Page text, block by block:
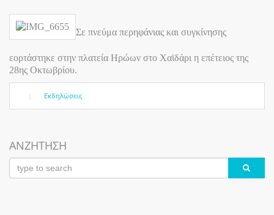
Σε πνεύμα περηφάνιας και συγκίνησης
εορτάστηκε στην πλατεία Ηρώων στο Χαϊδάρι η επέτειος της
28ης Οκτωβρίου.
Εκδηλώσεις
ΑΝΖΗΤΗΣΗ